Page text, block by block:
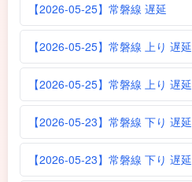
【2026-05-25】常磐線 遅延
【2026-05-25】常磐線 上り 遅延
【2026-05-25】常磐線 上り 遅延
【2026-05-23】常磐線 下り 遅延
【2026-05-23】常磐線 下り 遅延